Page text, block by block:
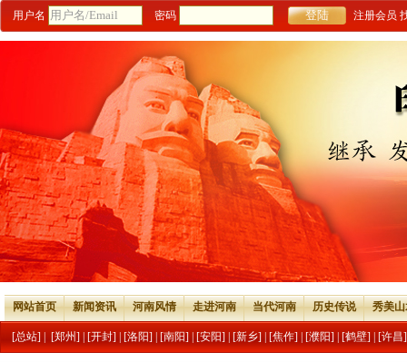
用户名 密码 注册会员
网站首页 新闻资讯 河南风情 走进河南 当代河南 历史传说 秀美
[总站] [郑州] [开封] [洛阳] [南阳] [安阳] [新乡] [焦作] [濮阳] [鹤壁] [许昌]